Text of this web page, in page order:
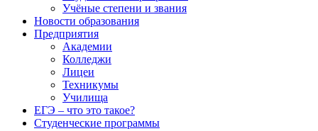
Учёные степени и звания
Новости образования
Предприятия
Академии
Колледжи
Лицеи
Техникумы
Училища
ЕГЭ – что это такое?
Студенческие программы